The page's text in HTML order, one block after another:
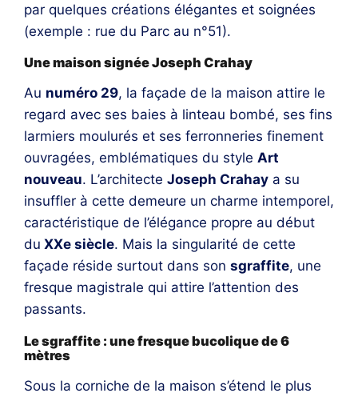
par quelques créations élégantes et soignées
(exemple : rue du Parc au n°51).
Une maison signée Joseph Crahay
Au numéro 29, la façade de la maison attire le
regard avec ses baies à linteau bombé, ses fins
larmiers moulurés et ses ferronneries finement
ouvragées, emblématiques du style Art
nouveau. L’architecte Joseph Crahay a su
insuffler à cette demeure un charme intemporel,
caractéristique de l’élégance propre au début
du XXe siècle. Mais la singularité de cette
façade réside surtout dans son sgraffite, une
fresque magistrale qui attire l’attention des
passants.
Le sgraffite : une fresque bucolique de 6
mètres
Sous la corniche de la maison s’étend le plus